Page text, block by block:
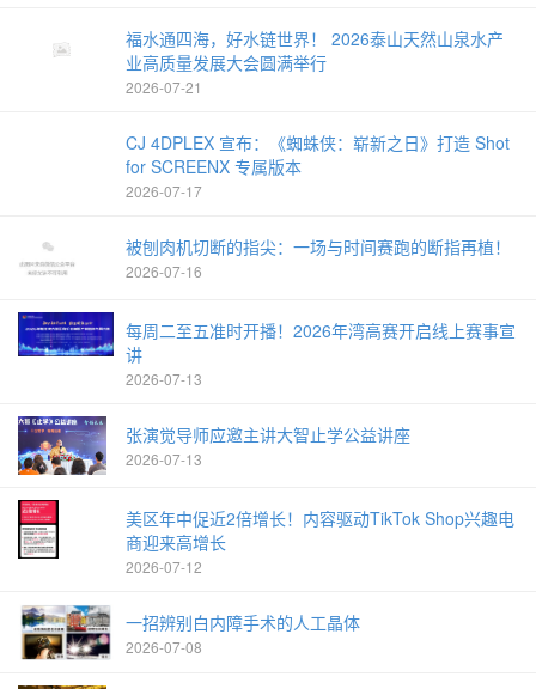
福水通四海，好水链世界！ 2026泰山天然山泉水产
业高质量发展大会圆满举行
2026-07-21
CJ 4DPLEX 宣布：《蜘蛛侠：崭新之日》打造 Shot
for SCREENX 专属版本
2026-07-17
被刨肉机切断的指尖：一场与时间赛跑的断指再植！
2026-07-16
每周二至五准时开播！2026年湾高赛开启线上赛事宣
讲
2026-07-13
张演觉导师应邀主讲大智止学公益讲座
2026-07-13
美区年中促近2倍增长！内容驱动TikTok Shop兴趣电
商迎来高增长
2026-07-12
一招辨别白内障手术的人工晶体
2026-07-08